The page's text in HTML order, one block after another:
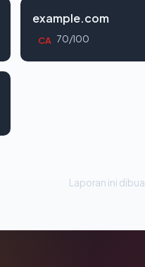
example.com
CA 70/100
Laporan ini